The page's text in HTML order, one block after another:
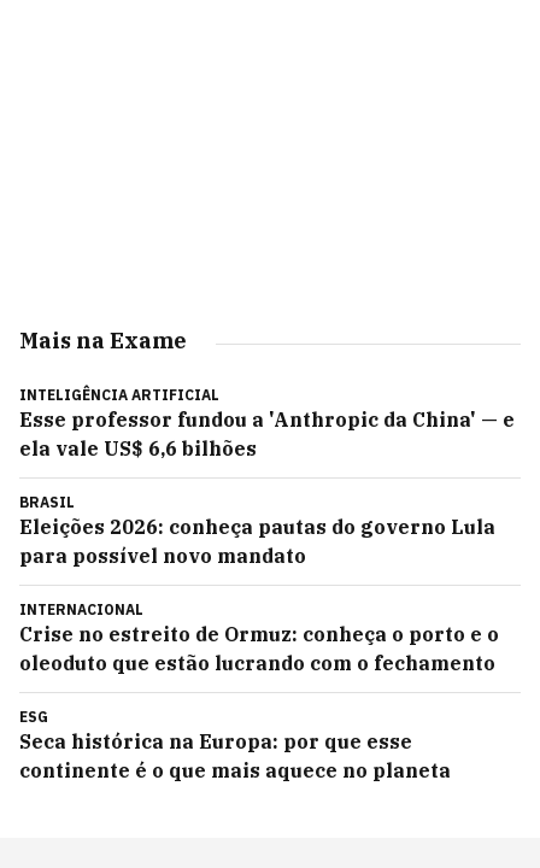
Mais na Exame
INTELIGÊNCIA ARTIFICIAL
Esse professor fundou a 'Anthropic da China' — e
ela vale US$ 6,6 bilhões
BRASIL
Eleições 2026: conheça pautas do governo Lula
para possível novo mandato
INTERNACIONAL
Crise no estreito de Ormuz: conheça o porto e o
oleoduto que estão lucrando com o fechamento
ESG
Seca histórica na Europa: por que esse
continente é o que mais aquece no planeta